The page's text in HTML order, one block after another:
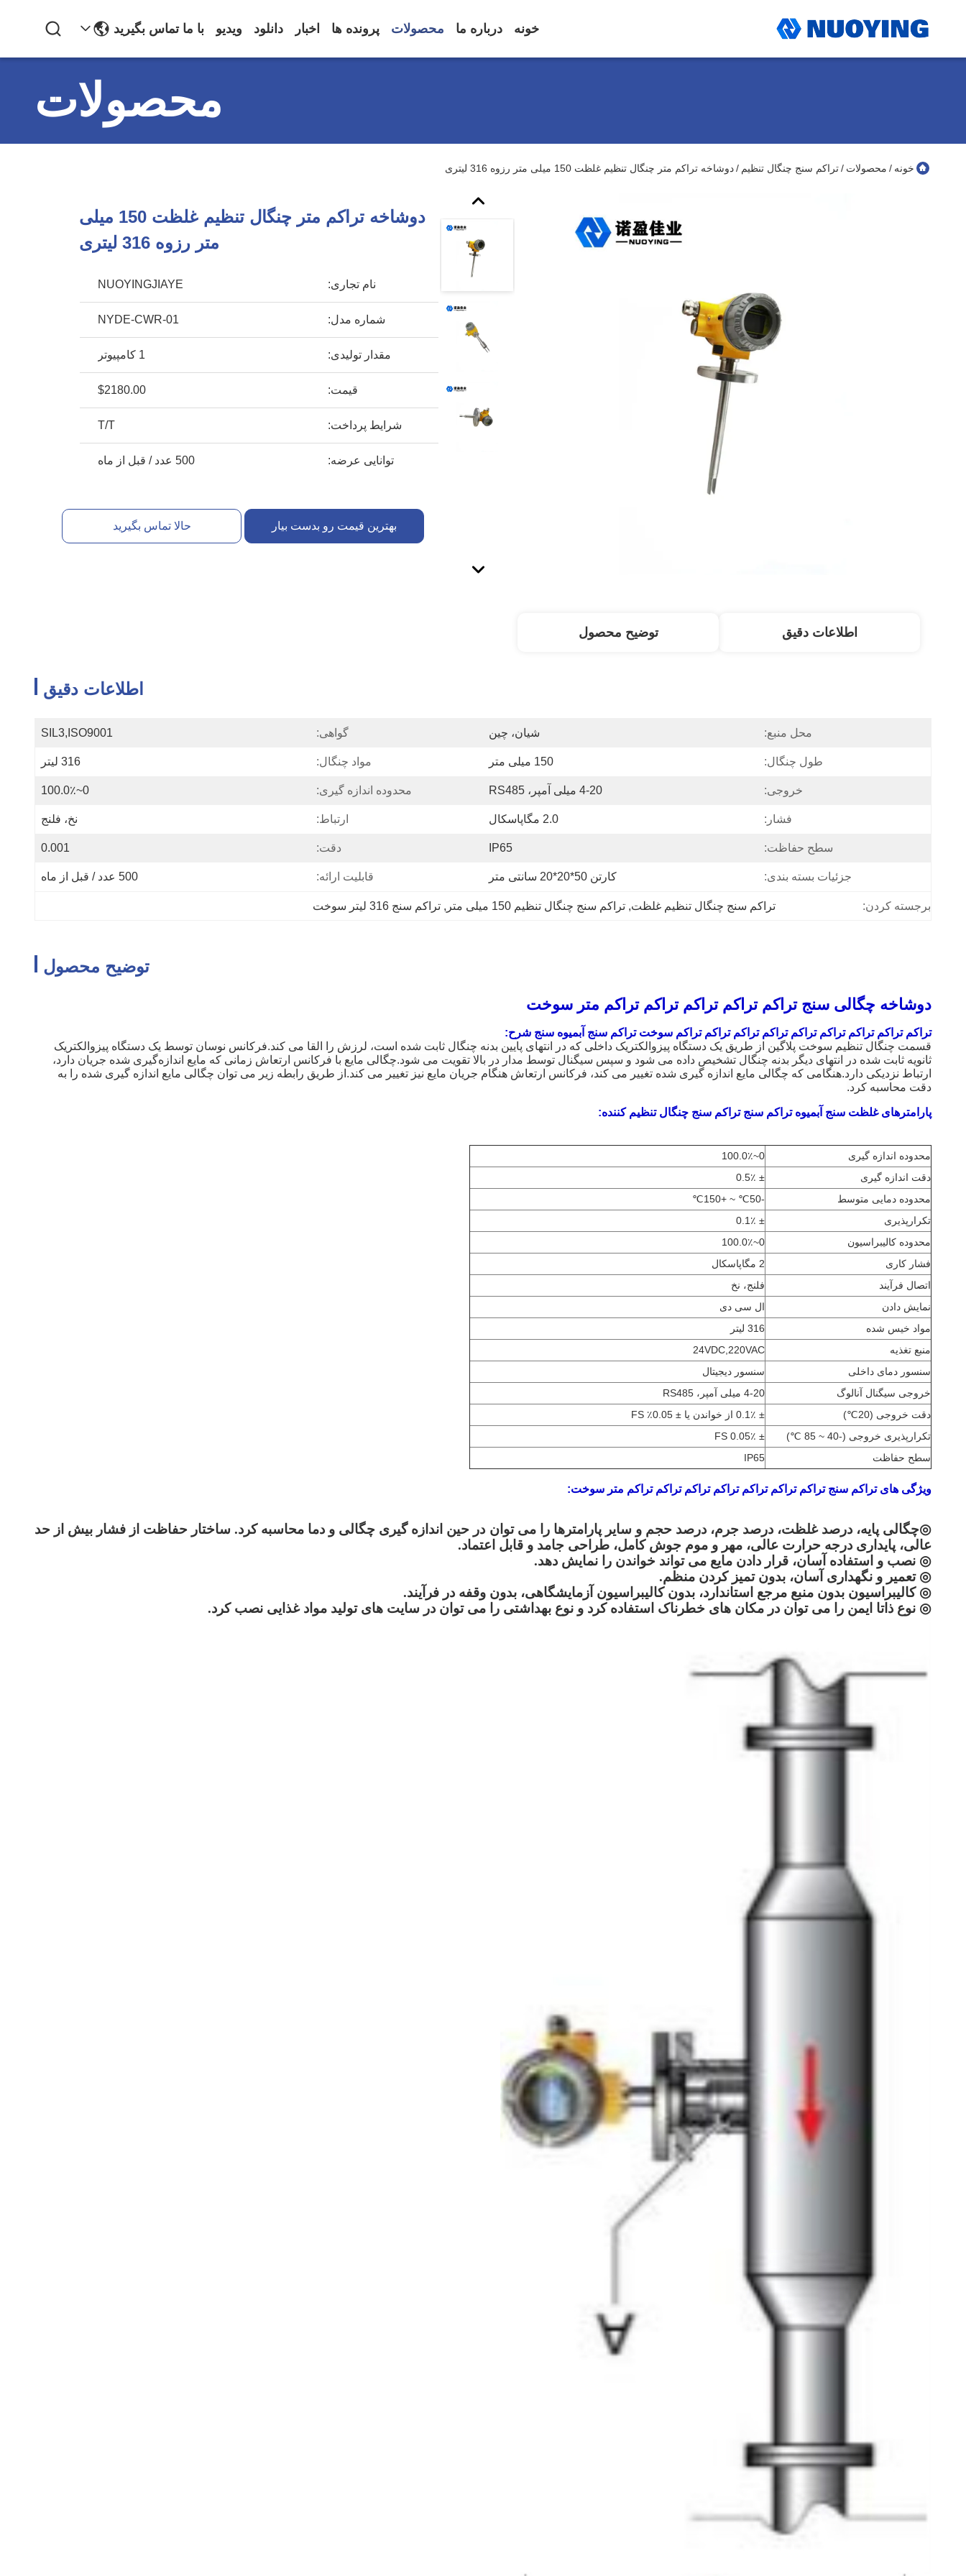
خونه درباره ما محصولات پرونده ها اخبار دانلود ویدیو با ما تماس بگیرید
محصولات
خونه / محصولات /تراکم سنج چنگال تنظیم /دوشاخه تراکم متر چنگال تنظیم غلظت 150 میلی متر رزوه 316 لیتری
دوشاخه تراکم متر چنگال تنظیم غلظت 150 میلی
متر رزوه 316 لیتری
نام تجاری: NUOYINGJIAYE
شماره مدل: NYDE-CWR-01
مقدار تولیدی: 1 کامپیوتر
قیمت: $2180.00
شرایط پرداخت: T/T
توانایی عرضه: 500 عدد / قبل از ماه
بهترین قیمت رو بدست بیار حالا تماس بگیرید
اطلاعات دقیق توضیح محصول
اطلاعات دقیق
محل منبع: شیان، چین گواهی: SIL3,ISO9001
طول چنگال: 150 میلی متر مواد چنگال: 316 لیتر
خروجی: 4-20 میلی آمپر، RS485 محدوده اندازه گیری: 0~100.0٪
فشار: 2.0 مگاپاسکال ارتباط: نخ، فلنج
سطح حفاظت: IP65 دقت: 0.001
جزئیات بسته بندی: کارتن 50*20*20 سانتی متر قابلیت ارائه: 500 عدد / قبل از ماه
برجسته کردن: تراکم سنج چنگال تنظیم غلظت, تراکم سنج چنگال تنظیم 150 میلی متر , تراکم سنج 316 لیتر سوخت
توضیح محصول
دوشاخه چگالی سنج تراکم تراکم تراکم تراکم تراکم متر سوخت
تراکم تراکم تراکم تراکم تراکم تراکم تراکم تراکم تراکم سوخت تراکم سنج آبمیوه سنج شرح:
قسمت چنگال تنظیم سوخت پلاگین از طریق یک دستگاه پیزوالکتریک داخلی که در انتهای پایین بدنه چنگال ثابت شده است، لرزش را القا می کند.فرکانس نوسان توسط یک دستگاه پیزوالکتریک
ثانویه ثابت شده در انتهای دیگر بدنه چنگال تشخیص داده می شود و سپس سیگنال توسط مدار در بالا تقویت می شود.چگالی مایع با فرکانس ارتعاش زمانی که مایع اندازه‌گیری شده جریان دارد،
ارتباط نزدیکی دارد.هنگامی که چگالی مایع اندازه گیری شده تغییر می کند، فرکانس ارتعاش هنگام جریان مایع نیز تغییر می کند.از طریق رابطه زیر می توان چگالی مایع اندازه گیری شده را به
دقت محاسبه کرد.
پارامترهای غلظت سنج آبمیوه تراکم سنج تراکم سنج چنگال تنظیم کننده:
محدوده اندازه گیری
0~100.0٪
دقت اندازه گیری
± 0.5٪
محدوده دمایی متوسط
-50℃ ~ +150℃
تکرارپذیری
± 0.1٪
محدوده کالیبراسیون
0~100.0٪
فشار کاری
2 مگاپاسکال
اتصال فرآیند
فلنج، نخ
نمایش دادن
ال سی دی
مواد خیس شده
316 لیتر
منبع تغذیه
24VDC,220VAC
سنسور دمای داخلی
سنسور دیجیتال
خروجی سیگنال آنالوگ
4-20 میلی آمپر، RS485
دقت خروجی (20℃)
± 0.1٪ از خواندن یا ± 0.05٪ FS
تکرارپذیری خروجی (-40 ~ 85 ℃)
± 0.05٪ FS
سطح حفاظت
IP65
ویژگی های تراکم سنج تراکم تراکم تراکم تراکم تراکم تراکم تراکم متر سوخت:
◎چگالی پایه، درصد غلظت، درصد جرم، درصد حجم و سایر پارامترها را می توان در حین اندازه گیری چگالی و دما محاسبه کرد. ساختار حفاظت از فشار بیش از حد
عالی، پایداری درجه حرارت عالی، مهر و موم جوش کامل، طراحی جامد و قابل اعتماد.
◎ نصب و استفاده آسان، قرار دادن مایع می تواند خواندن را نمایش دهد.
◎ تعمیر و نگهداری آسان، بدون تمیز کردن منظم.
◎ کالیبراسیون بدون منبع مرجع استاندارد، بدون کالیبراسیون آزمایشگاهی، بدون وقفه در فرآیند.
◎ نوع ذاتا ایمن را می توان در مکان های خطرناک استفاده کرد و نوع بهداشتی را می توان در سایت های تولید مواد غذایی نصب کرد.